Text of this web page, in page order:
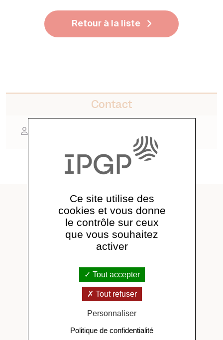
Retour à la liste
Contact
A lire aussi
Ce site utilise des
cookies et vous donne
le contrôle sur ceux
que vous souhaitez
activer
Tout accepter
Tout refuser
Personnaliser
Politique de confidentialité